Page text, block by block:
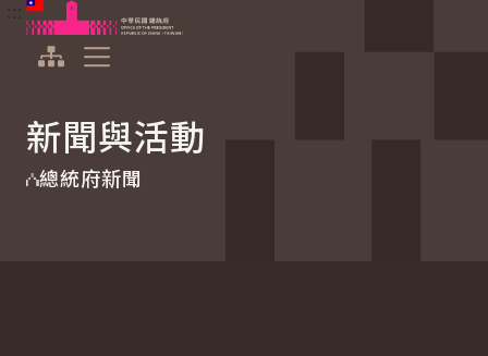
跳到主要內容
中華民國總統府
新聞與活動
總統府新聞